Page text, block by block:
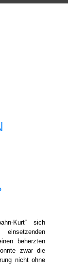
Kurt“ sich
beherzten
zwar die
nicht ohne